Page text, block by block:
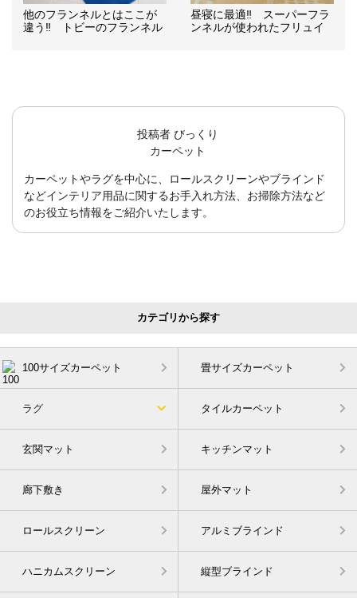
他のフランネルとはここが
違う‼ トビーのフランネル
昼寝に最適‼ スーパーフラ
ンネルが使われたフリュイ
投稿者びっくり
カーペット
カーペットやラグを中心に、ロールスクリーンやブラインド
などインテリア用品に関するお手入れ方法、お掃除方法など
のお役立ち情報をご紹介いたします。
カテゴリから探す
100サイズカーペット 畳サイズカーペット
ラグ タイルカーペット
玄関マット キッチンマット
廊下敷き 屋外マット
ロールスクリーン アルミブラインド
ハニカムスクリーン 縦型ブラインド